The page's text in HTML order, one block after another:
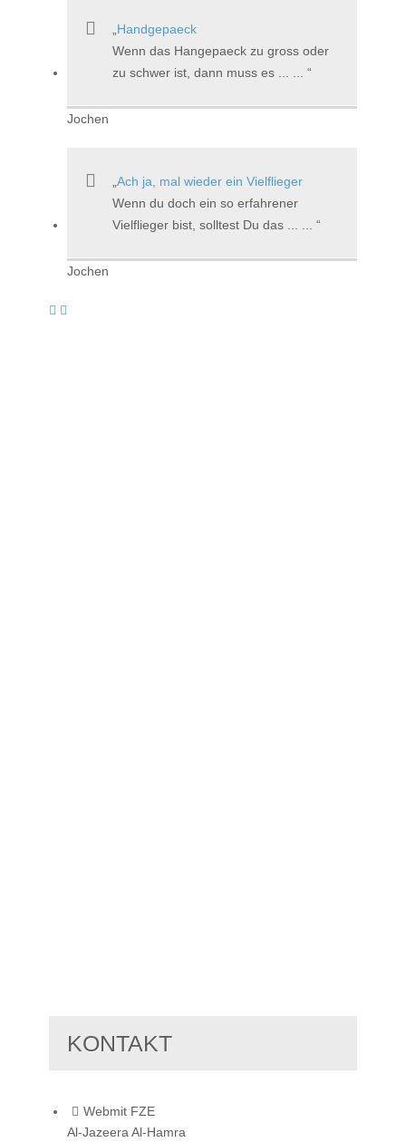
Handgepaeck
Wenn das Hangepaeck zu gross oder
zu schwer ist, dann muss es ... ...
Jochen
Ach ja, mal wieder ein Vielflieger
Wenn du doch ein so erfahrener
Vielflieger bist, solltest Du das ... ...
Jochen
KONTAKT
Webmit FZE
Al-Jazeera Al-Hamra